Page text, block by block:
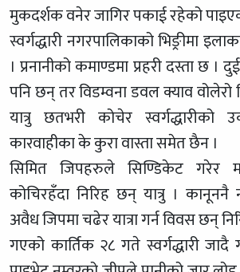
मुकदर्शक वनेर जागिर पकाई रहेको
स्वर्गद्धारी नगरपालिकाको भिङ्रीमा
। प्रनानीको कमाण्डमा प्रहरी दस्ता छ ।
पनि छन् तर विडम्वना डवल क्याव
यात्रु छतभरी कोचेर स्वर्गद्धारीको
कारवाहीका के कुरा वास्ता समेत छैन ।
सिमित जिपहरुले सिण्डिकेट गरेर
कोचिरहँदा निरिह छन् यात्रु ।
अवैध जिपमा चढेर यात्रा गर्न विवस छन्
गएको कार्तिक २८ गते स्वर्गद्धारी जादै